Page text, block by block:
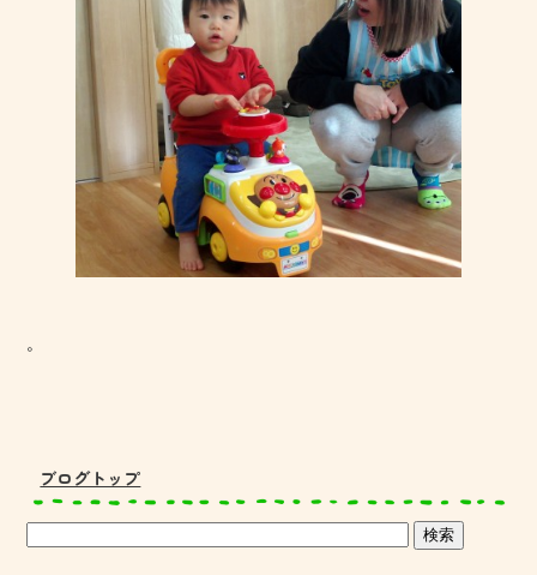
。
ブログトップ